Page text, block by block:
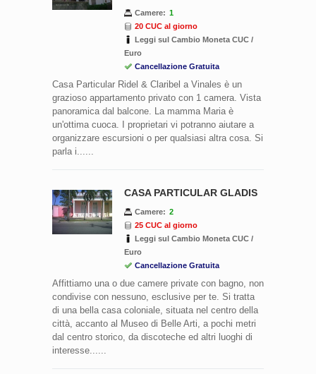
Camere: 1
20 CUC al giorno
Leggi sul Cambio Moneta CUC /
Euro
Cancellazione Gratuita
Casa Particular Ridel & Claribel a Vinales è un
grazioso appartamento privato con 1 camera. Vista
panoramica dal balcone. La mamma Maria è
un'ottima cuoca. I proprietari vi potranno aiutare a
organizzare escursioni o per qualsiasi altra cosa. Si
parla i......
CASA PARTICULAR GLADIS
Camere: 2
25 CUC al giorno
Leggi sul Cambio Moneta CUC /
Euro
Cancellazione Gratuita
Affittiamo una o due camere private con bagno, non
condivise con nessuno, esclusive per te. Si tratta
di una bella casa coloniale, situata nel centro della
città, accanto al Museo di Belle Arti, a pochi metri
dal centro storico, da discoteche ed altri luoghi di
interesse......